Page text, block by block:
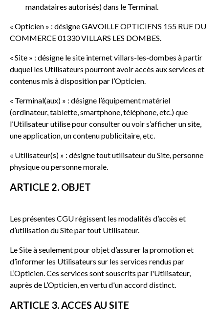
mandataires autorisés) dans le Terminal.
« Opticien » : désigne GAVOILLE OPTICIENS 155 RUE DU
COMMERCE 01330 VILLARS LES DOMBES.
« Site » : désigne le site internet villars-les-dombes à partir
duquel les Utilisateurs pourront avoir accès aux services et
contenus mis à disposition par l’Opticien.
« Terminal(aux) » : désigne l’équipement matériel
(ordinateur, tablette, smartphone, téléphone, etc.) que
l’Utilisateur utilise pour consulter ou voir s’afficher un site,
une application, un contenu publicitaire, etc.
« Utilisateur(s) » : désigne tout utilisateur du Site, personne
physique ou personne morale.
ARTICLE 2. OBJET
Les présentes CGU régissent les modalités d’accès et
d’utilisation du Site par tout Utilisateur.
Le Site à seulement pour objet d’assurer la promotion et
d’informer les Utilisateurs sur les services rendus par
L’Opticien. Ces services sont souscrits par l'Utilisateur,
auprès de L’Opticien, en vertu d'un accord distinct.
ARTICLE 3. ACCES AU SITE